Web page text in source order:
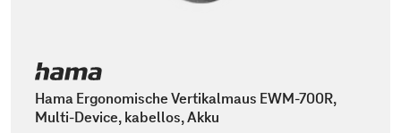
Hama Ergonomische Vertikalmaus EWM-700R,
Multi-Device, kabellos, Akku